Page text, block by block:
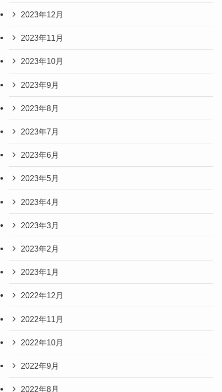
2023年12月
2023年11月
2023年10月
2023年9月
2023年8月
2023年7月
2023年6月
2023年5月
2023年4月
2023年3月
2023年2月
2023年1月
2022年12月
2022年11月
2022年10月
2022年9月
2022年8月